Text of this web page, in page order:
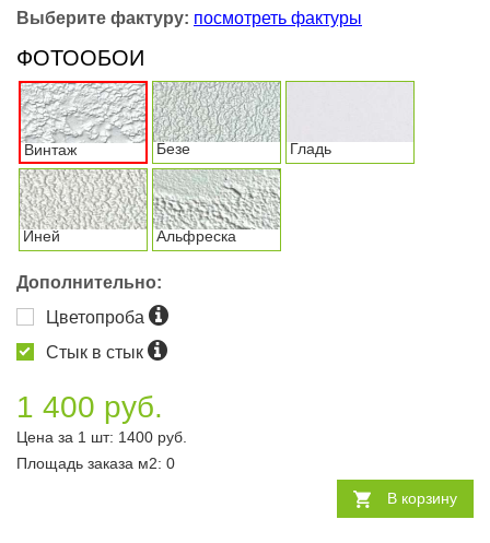
Выберите фактуру: посмотреть фактуры
ФОТООБОИ
Винтаж Безе Гладь
Иней Альфреска
Дополнительно:
Цветопроба
Стык в стык
1 400 руб.
Цена за 1 шт: 1400 руб.
Площадь заказа м2: 0
В корзину